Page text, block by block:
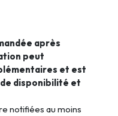
après
peut
et est
disponibilité et
notifiées au moins